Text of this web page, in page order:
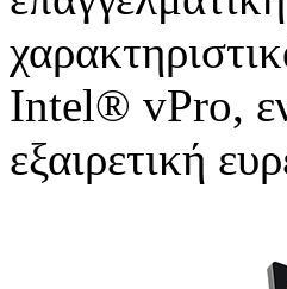
Intel® vPro,
εξαιρετική